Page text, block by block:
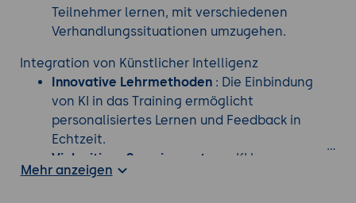
Teilnehmer lernen, mit verschiedenen
Verhandlungssituationen umzugehen.
Integration von Künstlicher Intelligenz
Innovative Lehrmethoden: Die Einbindung
von KI in das Training ermöglicht
personalisiertes Lernen und Feedback in
Echtzeit.
Vielseitiger Sparringpartner
: KI kann
verschiedene Rollen und Verhaltensweisen
Mehr anzeigen